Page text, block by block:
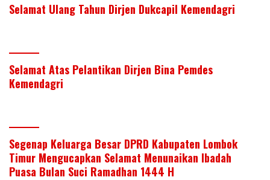
Selamat Ulang Tahun Dirjen Dukcapil Kemendagri
Selamat Atas Pelantikan Dirjen Bina Pemdes
Kemendagri
Segenap Keluarga Besar DPRD Kabupaten Lombok
Timur Mengucapkan Selamat Menunaikan Ibadah
Puasa Bulan Suci Ramadhan 1444 H